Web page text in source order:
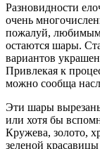
Разновидности
очень
пожалуй,
остаются шары.
вариантов
Привлекая к
можно сообща
Эти шары
или хотя бы
Кружева, золото,
зеленой